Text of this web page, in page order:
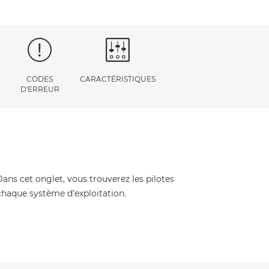
CODES
D'ERREUR
CARACTÉRISTIQUES
cet onglet, vous trouverez les pilotes
système d'exploitation.